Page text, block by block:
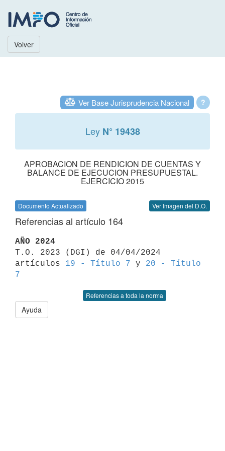
Volver
?
Ver Base Jurisprudencia Nacional
Ley N° 19438
APROBACION DE RENDICION DE CUENTAS Y
BALANCE DE EJECUCION PRESUPUESTAL.
EJERCICIO 2015
Documento Actualizado Ver Imagen del D.O.
Referencias al artículo 164
AÑO 2024
T.O. 2023 (DGI) de 04/04/2024
artículos 19 - Título 7 y 20 - Título
7
Referencias a toda la norma
Ayuda